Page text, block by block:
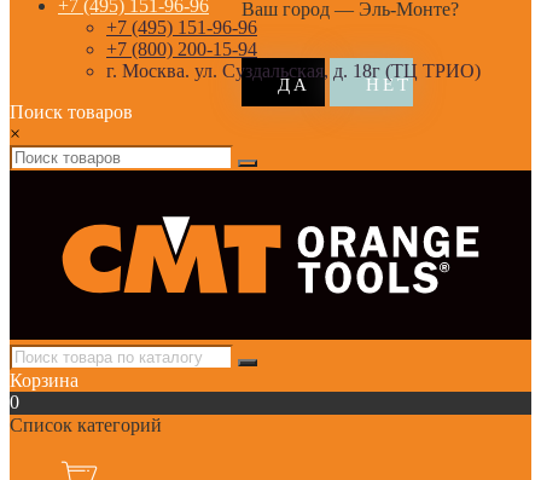
Ваш город — Эль-Монте?
+7 (495) 151-96-96
+7 (495) 151-96-96
+7 (800) 200-15-94
г. Москва. ул. Суздальская, д. 18г (ТЦ ТРИО)
Поиск товаров
×
Корзина
0
Список категорий